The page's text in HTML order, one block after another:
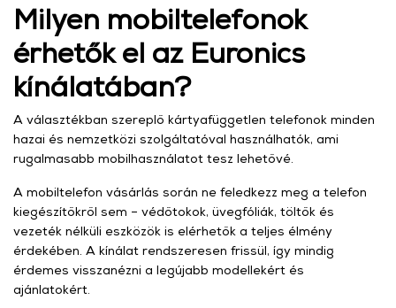
Milyen mobiltelefonok
érhetők el az Euronics
kínálatában?
A választékban szereplő kártyafüggetlen telefonok minden
hazai és nemzetközi szolgáltatóval használhatók, ami
rugalmasabb mobilhasználatot tesz lehetővé.
A mobiltelefon vásárlás során ne feledkezz meg a telefon
kiegészítőkről sem – védőtokok, üvegfóliák, töltők és
vezeték nélküli eszközök is elérhetők a teljes élmény
érdekében. A kínálat rendszeresen frissül, így mindig
érdemes visszanézni a legújabb modellekért és
ajánlatokért.